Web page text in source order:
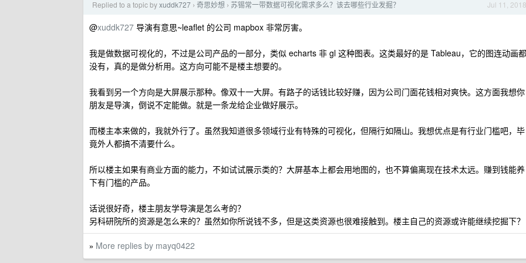
Jul 11, 2018
Replied to a topic byxuddk727 › 奇思妙想 › 苏锡常一带数据可视化需求多么？该去哪些行业发掘？
@xuddk727 导演有意思~leaflet 的公司 mapbox 非常厉害。
我是做数据可视化的，不过是公司产品的一部分，类似 echarts 非 gl 这种图表。这类最好的是 Tableau，它的图连动画都
没有，真的是做分析用。这方向可能不是楼主想要的。
我看到另一个方向是大屏展示那种。像双十一大屏。有路子的话钱比较好赚，因为公司门面花钱相对爽快。这方面我想你
朋友是导演，倒说不定能做。就是一条龙给企业做好展示。
而楼主本来做的，我就外行了。虽然我知道很多领域行业有特殊的可视化，但隔行如隔山。我想优点是有行业门槛吧，毕
竟外人都搞不清要什么。
所以楼主如果有商业方面的能力，不如试试展示类的？大屏基本上都会用地图的，也不算偏离现在技术太远。赚到钱能养
下有门槛的产品。
话说很好奇，楼主朋友学导演是怎么考的？
另科研院所的资源是怎么来的？虽然如你所说钱不多，但是这类资源也很难接触到。楼主自己的资源或许能继续挖掘下？
» More replies by mayq0422